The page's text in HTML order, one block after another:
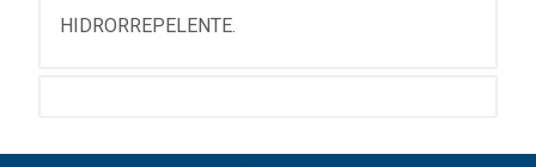
HIDRORREPELENTE.